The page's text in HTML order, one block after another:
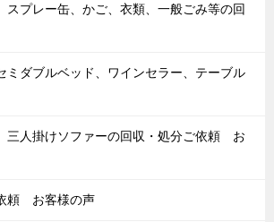
スプレー缶、かご、衣類、一般ごみ等の回
ミダブルベッド、ワインセラー、テーブル
三人掛けソファーの回収・処分ご依頼 お
頼 お客様の声